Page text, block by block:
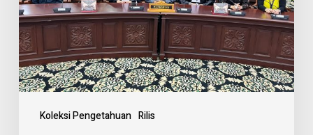
Koleksi Pengetahuan Rilis